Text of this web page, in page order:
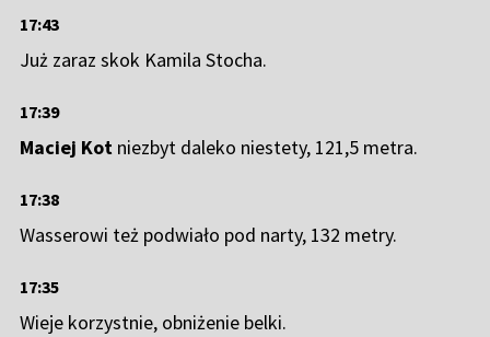
17:43
Już zaraz skok Kamila Stocha.
17:39
Maciej Kot niezbyt daleko niestety, 121,5 metra.
17:38
Wasserowi też podwiało pod narty, 132 metry.
17:35
Wieje korzystnie, obniżenie belki.